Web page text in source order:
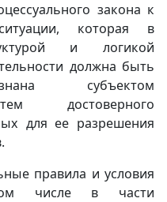
закона к
которая в
и логикой
должна быть
субъектом
достоверного
для ее разрешения
правила и условия
числе в части